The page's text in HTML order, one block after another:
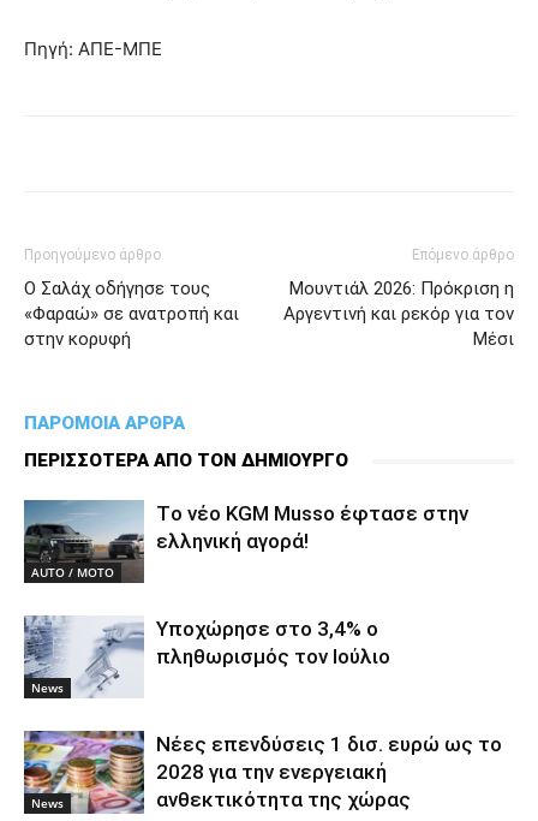
Πηγή: ΑΠΕ-ΜΠΕ
Προηγούμενο άρθρο
Ο Σαλάχ οδήγησε τους
«Φαραώ» σε ανατροπή και
στην κορυφή
Επόμενο άρθρο
Μουντιάλ 2026: Πρόκριση η
Αργεντινή και ρεκόρ για τον
Μέσι
ΠΑΡΟΜΟΙΑ ΑΡΘΡΑ
ΠΕΡΙΣΣΟΤΕΡΑ ΑΠΟ ΤΟΝ ΔΗΜΙΟΥΡΓΟ
AUTO / MOTO
Tο νέο KGM Musso έφτασε στην
ελληνική αγορά!
News
Υποχώρησε στο 3,4% ο
πληθωρισμός τον Ιούλιο
News
Νέες επενδύσεις 1 δισ. ευρώ ως το
2028 για την ενεργειακή
ανθεκτικότητα της χώρας